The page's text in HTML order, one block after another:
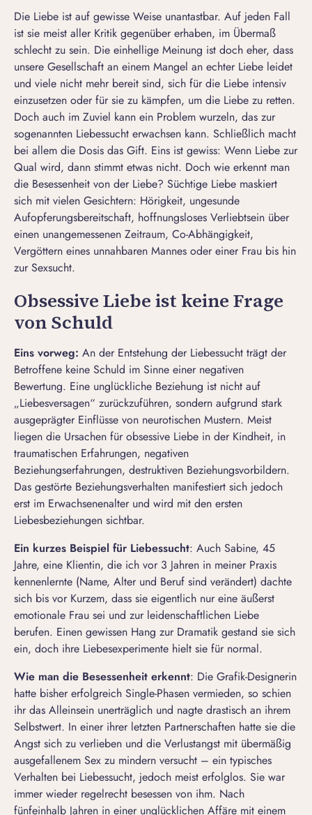
Die Liebe ist auf gewisse Weise unantastbar. Auf jeden Fall
ist sie meist aller Kritik gegenüber erhaben, im Übermaß
schlecht zu sein. Die einhellige Meinung ist doch eher, dass
unsere Gesellschaft an einem Mangel an echter Liebe leidet
und viele nicht mehr bereit sind, sich für die Liebe intensiv
einzusetzen oder für sie zu kämpfen, um die Liebe zu retten.
Doch auch im Zuviel kann ein Problem wurzeln, das zur
sogenannten Liebessucht erwachsen kann. Schließlich macht
bei allem die Dosis das Gift. Eins ist gewiss: Wenn Liebe zur
Qual wird, dann stimmt etwas nicht. Doch wie erkennt man
die Besessenheit von der Liebe? Süchtige Liebe maskiert
sich mit vielen Gesichtern: Hörigkeit, ungesunde
Aufopferungsbereitschaft, hoffnungsloses Verliebtsein über
einen unangemessenen Zeitraum, Co-Abhängigkeit,
Vergöttern eines unnahbaren Mannes oder einer Frau bis hin
zur Sexsucht.
Obsessive Liebe ist keine Frage
von Schuld
Eins vorweg: An der Entstehung der Liebessucht trägt der
Betroffene keine Schuld im Sinne einer negativen
Bewertung. Eine unglückliche Beziehung ist nicht auf
„Liebesversagen“ zurückzuführen, sondern aufgrund stark
ausgeprägter Einflüsse von neurotischen Mustern. Meist
liegen die Ursachen für obsessive Liebe in der Kindheit, in
traumatischen Erfahrungen, negativen
Beziehungserfahrungen, destruktiven Beziehungsvorbildern.
Das gestörte Beziehungsverhalten manifestiert sich jedoch
erst im Erwachsenenalter und wird mit den ersten
Liebesbeziehungen sichtbar.
Ein kurzes Beispiel für Liebessucht: Auch Sabine, 45
Jahre, eine Klientin, die ich vor 3 Jahren in meiner Praxis
kennenlernte (Name, Alter und Beruf sind verändert) dachte
sich bis vor Kurzem, dass sie eigentlich nur eine äußerst
emotionale Frau sei und zur leidenschaftlichen Liebe
berufen. Einen gewissen Hang zur Dramatik gestand sie sich
ein, doch ihre Liebesexperimente hielt sie für normal.
Wie man die Besessenheit erkennt: Die Grafik-Designerin
hatte bisher erfolgreich Single-Phasen vermieden, so schien
ihr das Alleinsein unerträglich und nagte drastisch an ihrem
Selbstwert. In einer ihrer letzten Partnerschaften hatte sie die
Angst sich zu verlieben und die Verlustangst mit übermäßig
ausgefallenem Sex zu mindern versucht – ein typisches
Verhalten bei Liebessucht, jedoch meist erfolglos. Sie war
immer wieder regelrecht besessen von ihm. Nach
fünfeinhalb Jahren in einer unglücklichen Affäre mit einem